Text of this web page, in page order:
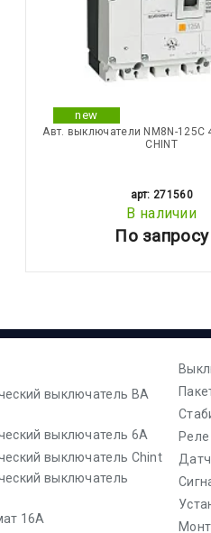
new
Авт. выключатели NM8N-125C
CHINT
арт: 271560
В наличии
По запросу
выключатель ВА
выключатель 6А
выключатель Chint
выключатель
16А
Реле